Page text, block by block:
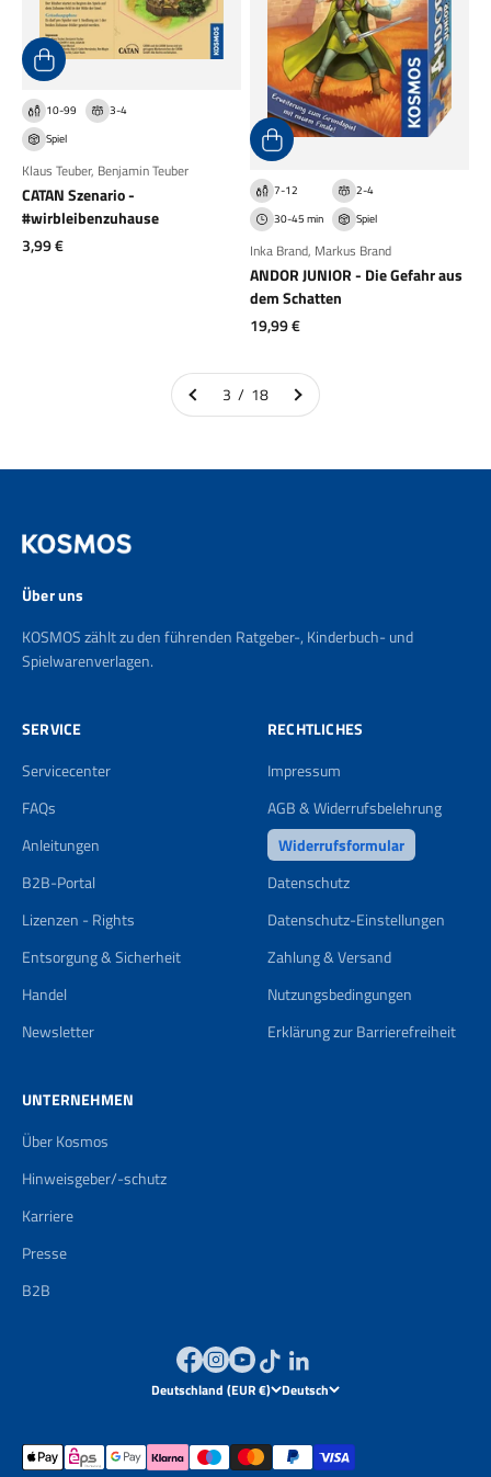
10-99
3-4
Spiel
Klaus Teuber, Benjamin Teuber
CATAN Szenario -
#wirbleibenzuhause
Angebot
3,99 €
7-12
2-4
30-45 min
Spiel
Inka Brand, Markus Brand
ANDOR JUNIOR - Die Gefahr aus
dem Schatten
Angebot
19,99 €
3 / 18
Über uns
KOSMOS zählt zu den führenden Ratgeber-, Kinderbuch- und
Spielwarenverlagen.
SERVICE
Servicecenter
FAQs
Anleitungen
B2B-Portal
Lizenzen - Rights
Entsorgung & Sicherheit
Handel
Newsletter
RECHTLICHES
Impressum
AGB & Widerrufsbelehrung
Widerrufsformular
Datenschutz
Datenschutz-Einstellungen
Zahlung & Versand
Nutzungsbedingungen
Erklärung zur Barrierefreiheit
UNTERNEHMEN
Über Kosmos
Hinweisgeber/-schutz
Karriere
Presse
B2B
Deutschland (EUR €) Deutsch